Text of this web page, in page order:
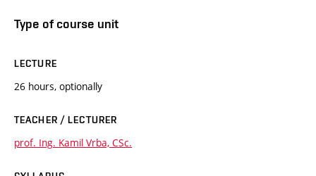
Type of course unit
LECTURE
26 hours, optionally
TEACHER / LECTURER
prof. Ing. Kamil Vrba, CSc.